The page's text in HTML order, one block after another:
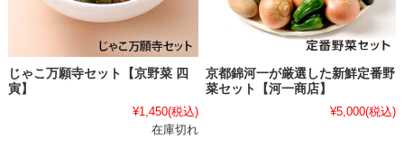
じゃこ万願寺セット【京野菜 四
寅】
¥1,450(税込)
在庫切れ
京都錦河一が厳選した新鮮定番野
菜セット【河一商店】
¥5,000(税込)